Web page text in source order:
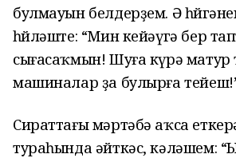
булмауын белдерҙем. Ә
һөйләште: “Мин кейәүгә бер
сығасаҡмын! Шуға күрә матур
машиналар ҙа булырға
Сираттағы мәртәбә аҡса
тураһында әйткәс, кәләшем: